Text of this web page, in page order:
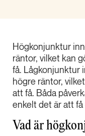
Högkonjunktur
räntor, vilket kan
få. Lågkonjunktur
högre räntor,
att få. Båda
enkelt det är att
Vad är